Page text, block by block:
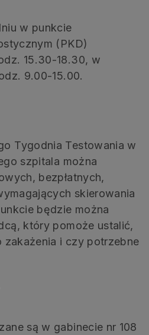
w punkcie
(PKD)
15.30-18.30, w
9.00-15.00.
Tygodnia Testowania w
szpitala można
bezpłatnych,
skierowania
będzie można
który pomoże ustalić,
zakażenia i czy potrzebne
są w gabinecie nr 108